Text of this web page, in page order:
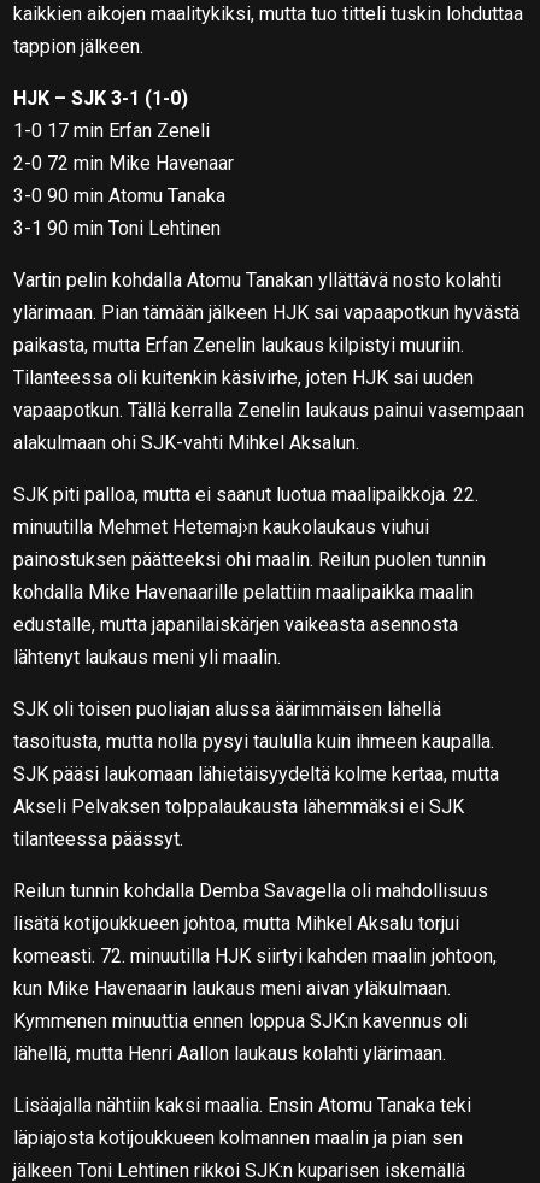
kaikkien aikojen maalitykiksi, mutta tuo titteli tuskin lohduttaa
tappion jälkeen.
HJK – SJK 3-1 (1-0)
1-0 17 min Erfan Zeneli
2-0 72 min Mike Havenaar
3-0 90 min Atomu Tanaka
3-1 90 min Toni Lehtinen
Vartin pelin kohdalla Atomu Tanakan yllättävä nosto kolahti
ylärimaan. Pian tämään jälkeen HJK sai vapaapotkun hyvästä
paikasta, mutta Erfan Zenelin laukaus kilpistyi muuriin.
Tilanteessa oli kuitenkin käsivirhe, joten HJK sai uuden
vapaapotkun. Tällä kerralla Zenelin laukaus painui vasempaan
alakulmaan ohi SJK-vahti Mihkel Aksalun.
SJK piti palloa, mutta ei saanut luotua maalipaikkoja. 22.
minuutilla Mehmet Hetemaj›n kaukolaukaus viuhui
painostuksen päätteeksi ohi maalin. Reilun puolen tunnin
kohdalla Mike Havenaarille pelattiin maalipaikka maalin
edustalle, mutta japanilaiskärjen vaikeasta asennosta
lähtenyt laukaus meni yli maalin.
SJK oli toisen puoliajan alussa äärimmäisen lähellä
tasoitusta, mutta nolla pysyi taululla kuin ihmeen kaupalla.
SJK pääsi laukomaan lähietäisyydeltä kolme kertaa, mutta
Akseli Pelvaksen tolppalaukausta lähemmäksi ei SJK
tilanteessa päässyt.
Reilun tunnin kohdalla Demba Savagella oli mahdollisuus
lisätä kotijoukkueen johtoa, mutta Mihkel Aksalu torjui
komeasti. 72. minuutilla HJK siirtyi kahden maalin johtoon,
kun Mike Havenaarin laukaus meni aivan yläkulmaan.
Kymmenen minuuttia ennen loppua SJK:n kavennus oli
lähellä, mutta Henri Aallon laukaus kolahti ylärimaan.
Lisäajalla nähtiin kaksi maalia. Ensin Atomu Tanaka teki
läpiajosta kotijoukkueen kolmannen maalin ja pian sen
jälkeen Toni Lehtinen rikkoi SJK:n kuparisen iskemällä